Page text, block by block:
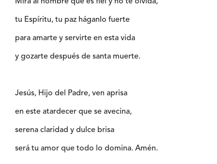
tu Espíritu, tu paz háganlo fuerte
para amarte y servirte en esta vida
y gozarte después de santa muerte.
Jesús, Hijo del Padre, ven aprisa
en este atardecer que se avecina,
serena claridad y dulce brisa
será tu amor que todo lo domina. Amén.